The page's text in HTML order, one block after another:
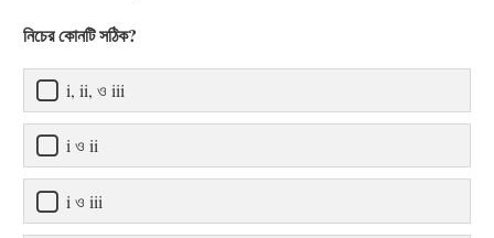
নিচের কোনটি সঠিক?
i, ii, ও iii
i ও ii
i ও iii